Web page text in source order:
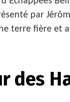
par
terre fière et
des